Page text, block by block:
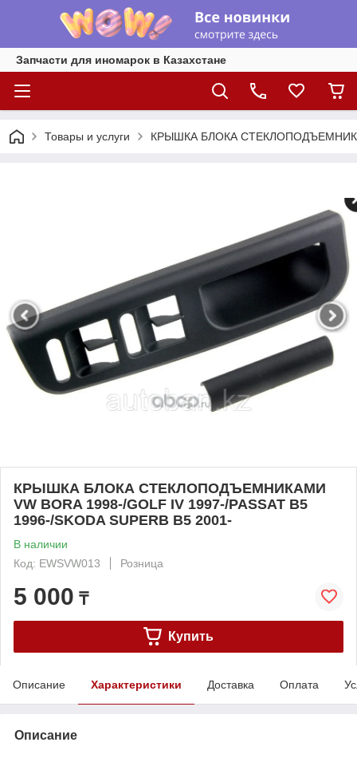
Запчасти для иномарок в Казахстане
Товары и услуги КРЫШКА БЛОКА
КРЫШКА БЛОКА СТЕКЛОПОДЪЕМНИКАМИ
VW BORA 1998-/GOLF IV 1997-/PASSAT B5
1996-/SKODA SUPERB B5 2001-
В наличии
Код: EWSVW013
Розница
5 000 ₸
Купить
Описание Характеристики Доставка Оплата
Описание